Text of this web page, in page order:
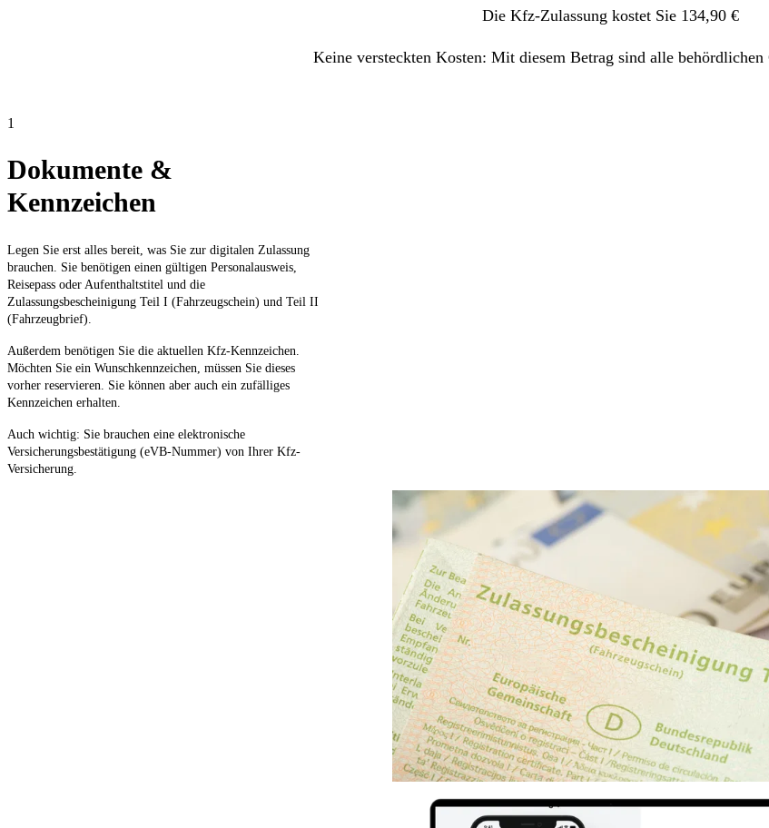
Die Kfz-Zulassung kostet Sie 134,90 €
Keine versteckten Kosten: Mit diesem Betrag sind alle behördlichen
1
Dokumente &
Kennzeichen
Legen Sie erst alles bereit, was Sie zur digitalen Zulassung
brauchen. Sie benötigen einen gültigen Personalausweis,
Reisepass oder Aufenthaltstitel und die
Zulassungsbescheinigung Teil I (Fahrzeugschein) und Teil II
(Fahrzeugbrief).
Außerdem benötigen Sie die aktuellen Kfz-Kennzeichen.
Möchten Sie ein Wunschkennzeichen, müssen Sie dieses
vorher reservieren. Sie können aber auch ein zufälliges
Kennzeichen erhalten.
Auch wichtig: Sie brauchen eine elektronische
Versicherungsbestätigung (eVB-Nummer) von Ihrer Kfz-
Versicherung.